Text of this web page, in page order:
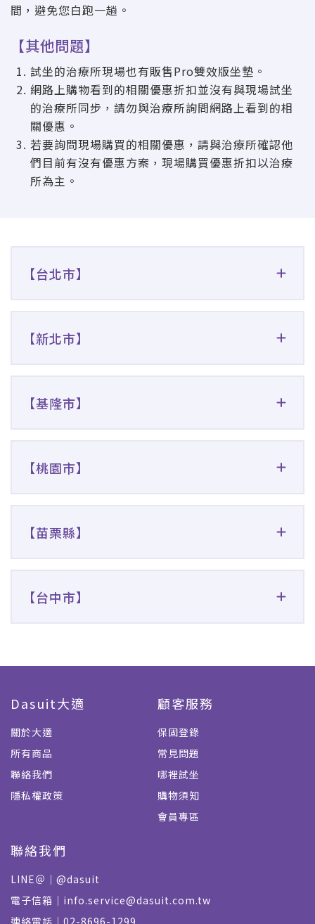
間，避免您白跑一趟。
【其他問題】
試坐的治療所現場也有販售Pro雙效版坐墊。
網路上購物看到的相關優惠折扣並沒有與現場試坐
的治療所同步，請勿與治療所詢問網路上看到的相
關優惠。
若要詢問現場購買的相關優惠，請與治療所確認他
們目前有沒有優惠方案，現場購買優惠折扣以治療
所為主。
【台北市】
【新北市】
【基隆市】
【桃園市】
【苗栗縣】
【台中市】
Dasuit大適
關於大適
所有商品
聯絡我們
隱私權政策
顧客服務
保固登錄
常見問題
哪裡試坐
購物須知
會員專區
聯絡我們
LINE＠｜@dasuit
電子信箱｜info.service@dasuit.com.tw
連絡電話｜02-8696-1299